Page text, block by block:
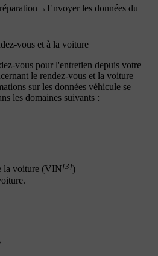
→ Envoyer les données du
vous et à la voiture
vous pour l'entretien depuis votre
le rendez-vous et la voiture
sur les données véhicule se
les domaines suivants :
la voiture (VIN[3])